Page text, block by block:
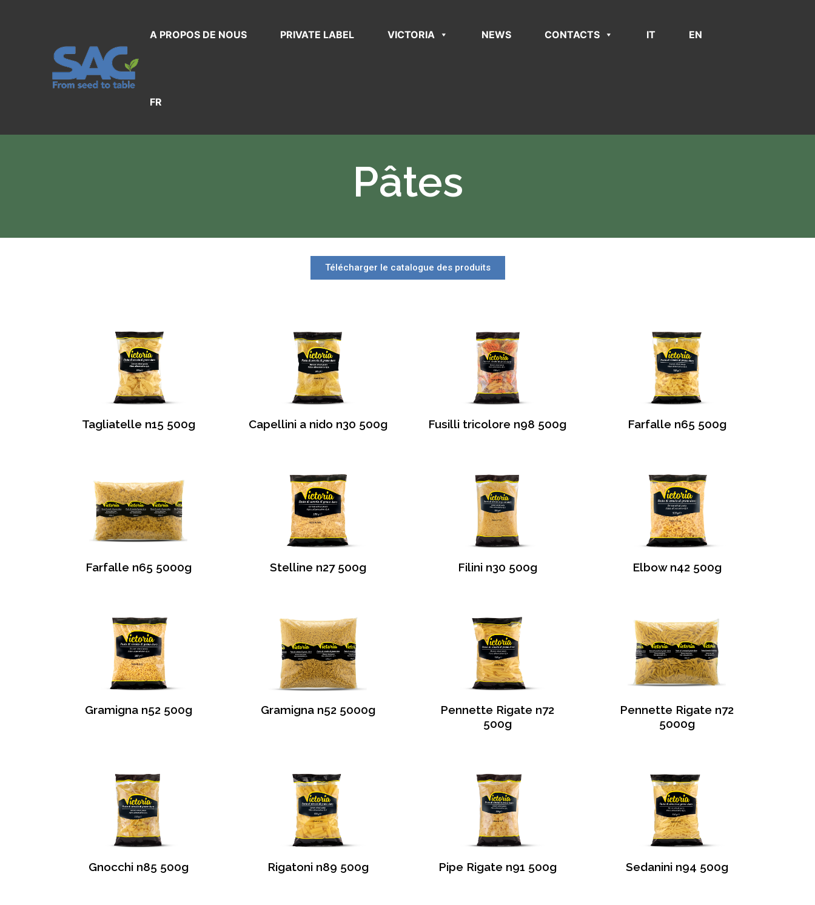
A PROPOS DE NOUS PRIVATE LABEL VICTORIA NEWS CONTACTS IT EN
FR
Pâtes
Télécharger le catalogue des produits
Tagliatelle n15 500g Capellini a nido n30 500g Fusilli tricolore n98 500g Farfalle n65 500g
Farfalle n65 5000g Stelline n27 500g Filini n30 500g Elbow n42 500g
Gramigna n52 500g Gramigna n52 5000g
Pennette Rigate n72
500g
Pennette Rigate n72
5000g
Gnocchi n85 500g Rigatoni n89 500g Pipe Rigate n91 500g Sedanini n94 500g